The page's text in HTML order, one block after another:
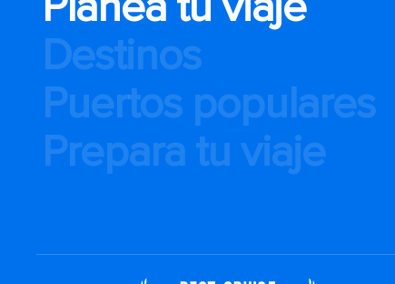
Destinos
Puertos populares
Prepara tu viaje